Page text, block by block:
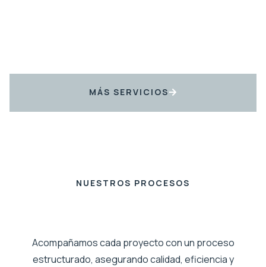
MÁS SERVICIOS
NUESTROS PROCESOS
Acompañamos cada proyecto con un proceso
estructurado, asegurando calidad, eficiencia y